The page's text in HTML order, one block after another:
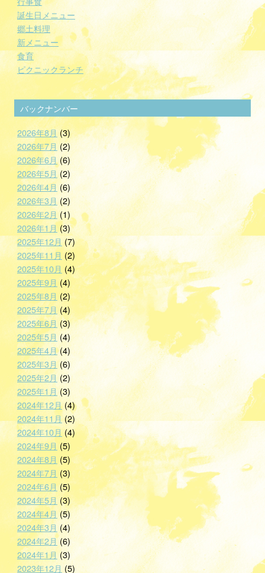
誕生日メニュー
郷土料理
新メニュー
食育
ピクニックランチ
バックナンバー
2026年8月(3)
2026年7月(2)
2026年6月(6)
2026年5月(2)
2026年4月 (6)
2026年3月(2)
2026年2月 (1)
2026年1月 (3)
2025年12月(7)
2025年11月 (2)
2025年10月 (4)
2025年9月 (4)
2025年8月 (2)
2025年7月 (4)
2025年6月 (3)
2025年5月(4)
2025年4月(4)
2025年3月(6)
2025年2月 (2)
2025年1月 (3)
2024年12月(4)
2024年11月(2)
2024年10月(4)
2024年9月 (5)
2024年8月 (5)
2024年7月 (3)
2024年6月(5)
2024年5月(3)
2024年4月 (5)
2024年3月 (4)
2024年2月(6)
2024年1月 (3)
2023年12月 (5)